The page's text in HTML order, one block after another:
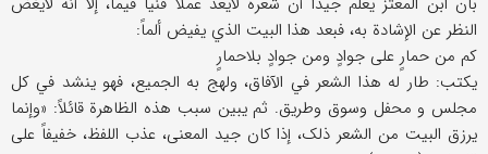
النظر عن الإشادة به، فبعد هذا البیت الذي یفیض ألماً:
کم من حمارٍ علی جوادٍ ومن جوادٍ بلاحمارٍ
یکتب: طار له هذا الشعر في الآفاق، ولهج به الجمیع، فهو ینشد في کل
مجلس و محفل وسوق وطریق. ثم یبین سبب هذه الظاهرة قائلاً: «وإنما
یرزق البیت من الشعر ذلک، إذا کان جید المعنی، عذب اللفظ، خفیفاً علی